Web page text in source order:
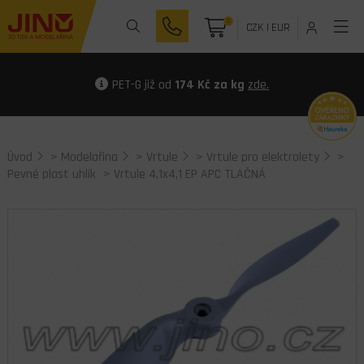
0 CZK| EUR
PET-G již od 174 Kč za kg zde.
Úvod > Modelařina > Vrtule > Vrtule pro elektrolety
>
Pevné plast uhlík > Vrtule 4,1x4,1 EP APC TLAČNÁ